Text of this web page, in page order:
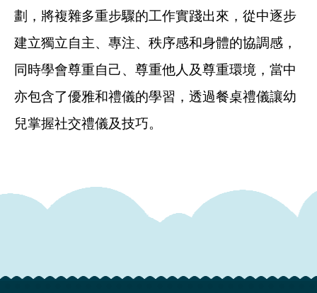
劃，將複雜多重步驟的工作實踐出來，從中逐步
建立獨立自主、專注、秩序感和身體的協調感，
同時學會尊重自己、尊重他人及尊重環境，當中
亦包含了優雅和禮儀的學習，透過餐桌禮儀讓幼
兒掌握社交禮儀及技巧。